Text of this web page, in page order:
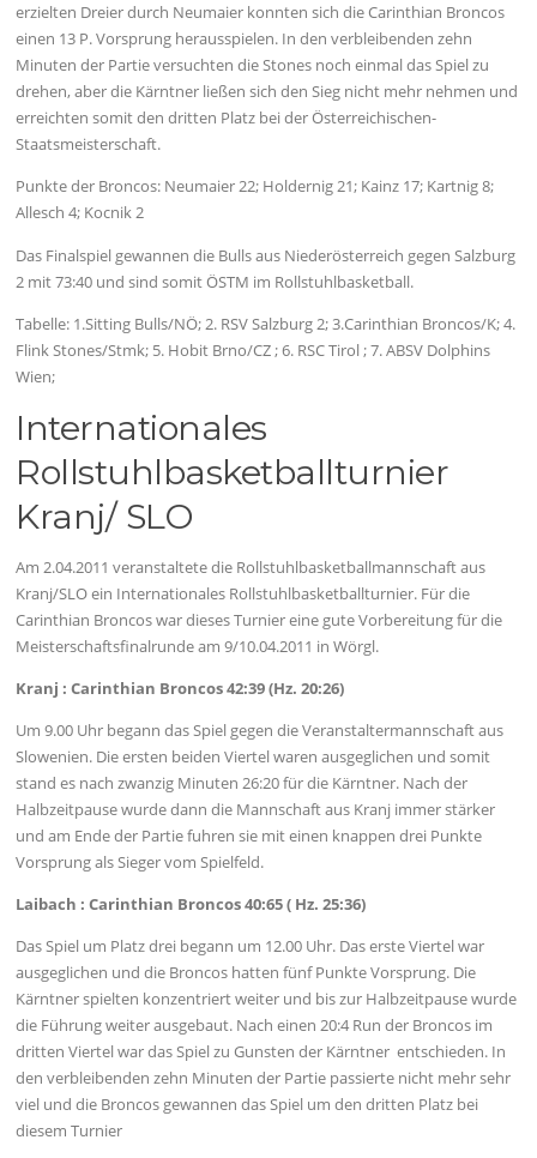
erzielten Dreier durch Neumaier konnten sich die Carinthian Broncos
einen 13 P. Vorsprung herausspielen. In den verbleibenden zehn
Minuten der Partie versuchten die Stones noch einmal das Spiel zu
drehen, aber die Kärntner ließen sich den Sieg nicht mehr nehmen und
erreichten somit den dritten Platz bei der Österreichischen-
Staatsmeisterschaft.
Punkte der Broncos: Neumaier 22; Holdernig 21; Kainz 17; Kartnig 8;
Allesch 4; Kocnik 2
Das Finalspiel gewannen die Bulls aus Niederösterreich gegen Salzburg
2 mit 73:40 und sind somit ÖSTM im Rollstuhlbasketball.
Tabelle: 1.Sitting Bulls/NÖ; 2. RSV Salzburg 2; 3.Carinthian Broncos/K; 4.
Flink Stones/Stmk; 5. Hobit Brno/CZ ; 6. RSC Tirol ; 7. ABSV Dolphins
Wien;
Internationales
Rollstuhlbasketballturnier
Kranj/ SLO
Am 2.04.2011 veranstaltete die Rollstuhlbasketballmannschaft aus
Kranj/SLO ein Internationales Rollstuhlbasketballturnier. Für die
Carinthian Broncos war dieses Turnier eine gute Vorbereitung für die
Meisterschaftsfinalrunde am 9/10.04.2011 in Wörgl.
Kranj : Carinthian Broncos 42:39 (Hz. 20:26)
Um 9.00 Uhr begann das Spiel gegen die Veranstaltermannschaft aus
Slowenien. Die ersten beiden Viertel waren ausgeglichen und somit
stand es nach zwanzig Minuten 26:20 für die Kärntner. Nach der
Halbzeitpause wurde dann die Mannschaft aus Kranj immer stärker
und am Ende der Partie fuhren sie mit einen knappen drei Punkte
Vorsprung als Sieger vom Spielfeld.
Laibach : Carinthian Broncos 40:65 ( Hz. 25:36)
Das Spiel um Platz drei begann um 12.00 Uhr. Das erste Viertel war
ausgeglichen und die Broncos hatten fünf Punkte Vorsprung. Die
Kärntner spielten konzentriert weiter und bis zur Halbzeitpause wurde
die Führung weiter ausgebaut. Nach einen 20:4 Run der Broncos im
dritten Viertel war das Spiel zu Gunsten der Kärntner entschieden. In
den verbleibenden zehn Minuten der Partie passierte nicht mehr sehr
viel und die Broncos gewannen das Spiel um den dritten Platz bei
diesem Turnier